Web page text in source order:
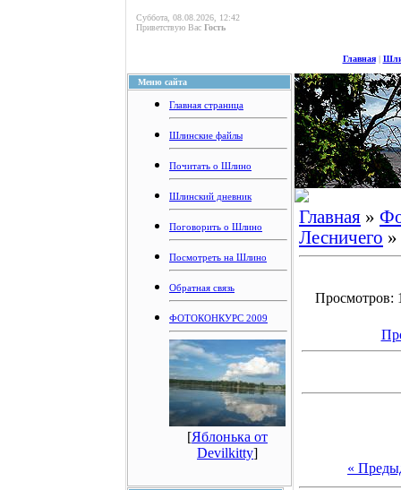
Суббота, 08.08.2026, 12:42
Приветствую Вас Гость
Главная|
Меню сайта
Главная страница
Шлинские файлы
Почитать о Шлино
Шлинский дневник
Поговорить о Шлино
Посмотреть на Шлино
Обратная связь
ФОТОКОНКУРС 2009
[Яблонька от
Devilkitty]
Главная »
Лесничего »
Просмотров:
«